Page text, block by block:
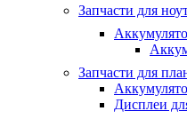
Запчасти для
Запчасти для
Дисплеи